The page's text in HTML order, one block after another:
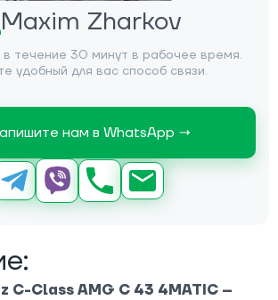
Maxim Zharkov
течение 30 минут в рабочее время.
удобный для вас способ связи.
нам в WhatsApp →
C-Class AMG C 43 4MATIC –